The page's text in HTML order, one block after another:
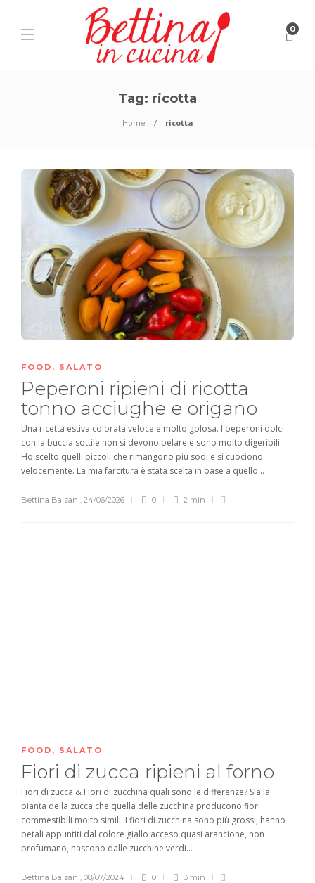
0
Tag: ricotta
Home ricotta
FOOD , SALATO
Peperoni ripieni di ricotta
tonno acciughe e origano
Una ricetta estiva colorata veloce e molto golosa. I peperoni dolci
con la buccia sottile non si devono pelare e sono molto digeribili.
Ho scelto quelli piccoli che rimangono più sodi e si cuociono
velocemente. La mia farcitura è stata scelta in base a quello...
Bettina Balzani, 24/06/2026 0 2 min
FOOD , SALATO
Fiori di zucca ripieni al forno
Fiori di zucca & Fiori di zucchina quali sono le differenze? Sia la
pianta della zucca che quella delle zucchina producono fiori
commestibili molto simili. I fiori di zucchina sono più grossi, hanno
petali appuntiti dal colore giallo acceso quasi arancione, non
profumano, nascono dalle zucchine verdi...
Bettina Balzani, 08/07/2024 0 3 min